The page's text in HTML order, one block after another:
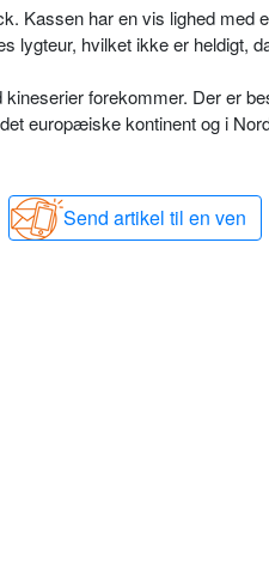
Kassen har en vis lighed med
lygteur, hvilket ikke er heldigt,
forekommer. Der er
europæiske kontinent og i
Send artikel til en ven